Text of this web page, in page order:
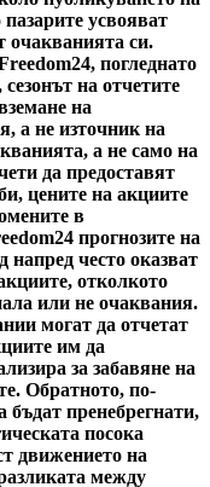
усвояват
очакванията си.
погледнато
на отчетите
на
а не източник на
а не само на
да предоставят
цените на акциите
в
прогнозите на
често оказват
отколкото
или не очаквания.
могат да отчетат
им да
за забавяне на
Обратното, по-
бъдат пренебрегнати,
посока
движението на
между